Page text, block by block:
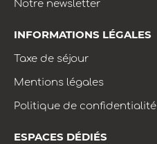
Notre newsletter
INFORMATIONS LÉGALES
Taxe de séjour
Mentions légales
Politique de confidentialité
ESPACES DÉDIÉS